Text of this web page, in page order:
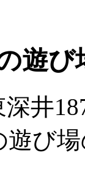
遊び
井
び場